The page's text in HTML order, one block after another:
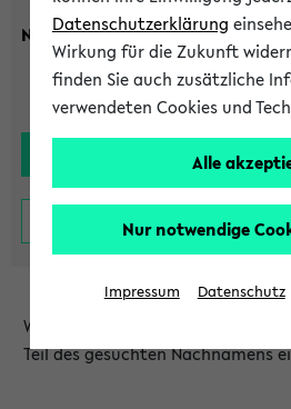
Nachname:
Wählen Sie die Einrichtung aus
Teil des gesuchten Nachnamens
Datenschutzerklärung
Wirkung für die Zukunft
finden Sie auch zusätzliche
verwendeten Cookies und
Alle
Nur notwendige
Impressum Datenschutz